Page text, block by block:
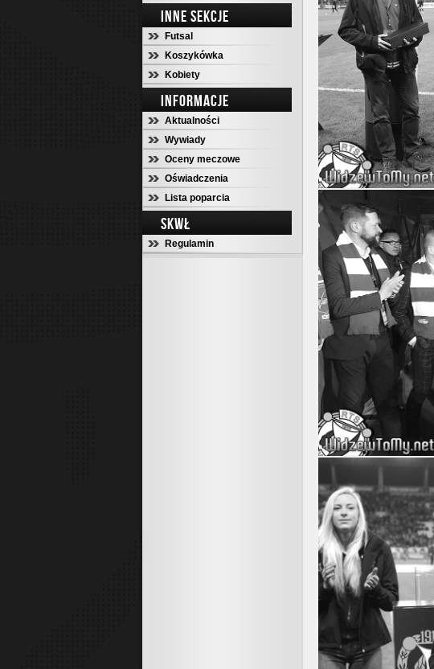
INNE SEKCJE
Futsal
Koszykówka
Kobiety
INFORMACJE
Aktualności
Wywiady
Oceny meczowe
Oświadczenia
Lista poparcia
SKWŁ
Regulamin